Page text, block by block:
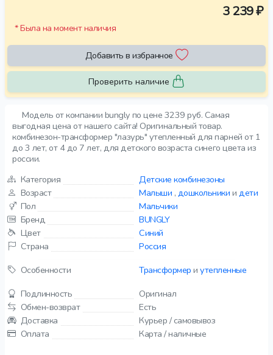
Модель от компании bungly по цене 3239 руб. Самая
выгодная цена от нашего сайта! Оригинальный товар.
комбинезон-трансформер "лазурь" утепленный для парней от 1
до 3 лет, от 4 до 7 лет, для детского возраста синего цвета из
россии.
Категория
Детские комбинезоны
Возраст
Малыши , дошкольники и дети
Пол
Мальчики
Бренд
BUNGLY
Цвет
Синий
Страна
Россия
Особенности
Трансформер иутепленные
Подлинность
Оригинал
Обмен-возврат
Есть
Доставка
Курьер / самовывоз
Оплата
Карта / наличные
3 239 ₽
* Была на момент наличия
Добавить в избранное
Проверить наличие